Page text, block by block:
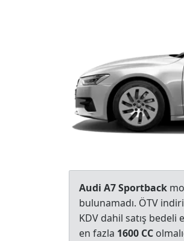
Audi A7 Sportback
bulunamadı. ÖTV
KDV dahil satış bedeli
en fazla 1600 CC